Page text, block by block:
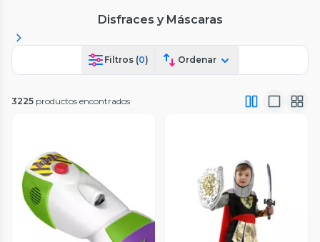
Disfraces y Máscaras
Filtros (0) Ordenar
3225 productos encontrados